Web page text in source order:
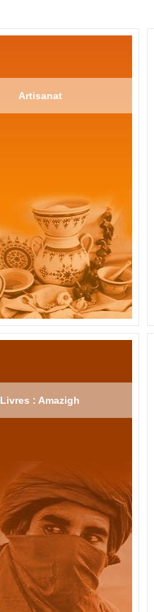
Artisanat
Livres : Amazigh